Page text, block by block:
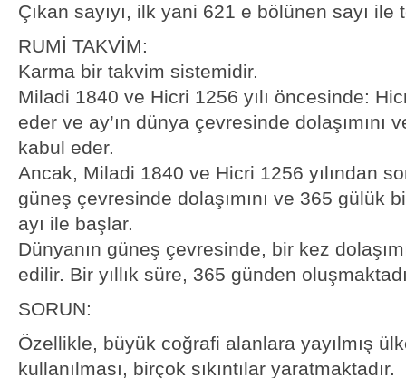
Çıkan sayıyı, ilk yani 621 e bölünen sayı ile
RUMİ TAKVİM:
Karma bir takvim sistemidir.
Miladi 1840 ve Hicri 1256 yılı öncesinde:
eder ve ay’ın dünya çevresinde dolaşımını
kabul eder.
Ancak, Miladi 1840 ve Hicri 1256 yılından
güneş çevresinde dolaşımını ve 365 gülük
ayı ile başlar.
Dünyanın güneş çevresinde, bir kez
edilir. Bir yıllık süre, 365 günden
SORUN:
Özellikle, büyük coğrafi alanlara yayılmış
kullanılması, birçok sıkıntılar yaratmaktadır.